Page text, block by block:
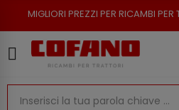
PREZZI PER RICAMBI PER TRATTORI -